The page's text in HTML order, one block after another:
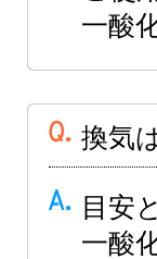
一酸
換気
目安
一酸